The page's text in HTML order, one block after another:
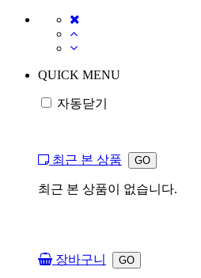
QUICK MENU
자동닫기
최근 본 상품
최근 본 상품이 없습니다.
장바구니